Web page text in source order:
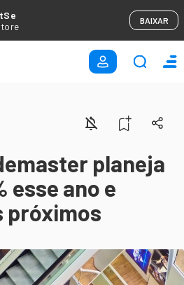
BAIXAR
planeja
esse ano e
próximos